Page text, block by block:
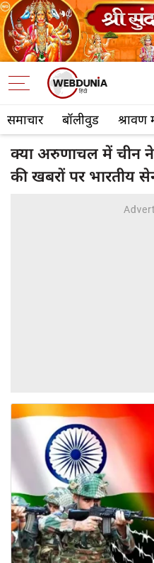
समाचार बॉलीवुड श्रावण
क्या अरुणाचल में चीन
की खबरों पर भारतीय